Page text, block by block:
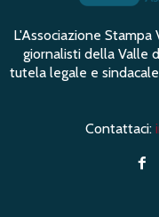
L'Associazione
giornalisti della Valle
tutela legale e
Contattaci: